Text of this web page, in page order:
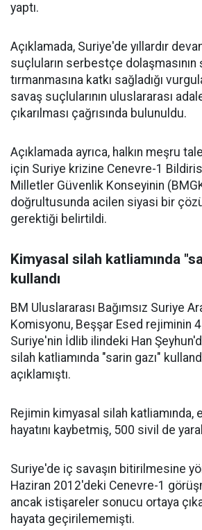
yaptı.
Açıklamada, Suriye'de yıllardır
suçluların serbestçe dolaşmasının
tırmanmasına katkı sağladığı
savaş suçlularının uluslararası
çıkarılması çağrısında bulunuldu.
Açıklamada ayrıca, halkın meşru
için Suriye krizine Cenevre-1
Milletler Güvenlik Konseyinin
doğrultusunda acilen siyasi bir
gerektiği belirtildi.
Kimyasal silah katliamında
kullandı
BM Uluslararası Bağımsız Suriye
Komisyonu, Beşşar Esed rejiminin
Suriye'nin İdlib ilindeki Han
silah katliamında "sarin gazı"
açıklamıştı.
Rejimin kimyasal silah katliamında,
hayatını kaybetmiş, 500 sivil de
Suriye'de iç savaşın bitirilmesine
Haziran 2012'deki Cenevre-1
ancak istişareler sonucu ortaya
hayata geçirilememişti.